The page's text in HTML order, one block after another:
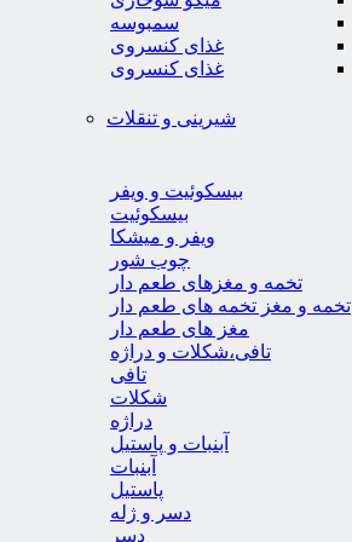
سمبوسه
غذای کنسروی
غذای کنسروی
شیرینی و تنقلات
بیسکوئیت و ویفر
بیسکوئیت
ویفر و میشکا
چوب شور
تخمه و مغزهای طعم دار
تخمه و مغز تخمه های طعم دار
مغز های طعم دار
تافی،شکلات و دراژه
تافی
شکلات
دراژه
آبنبات و پاستیل
آبنبات
پاستیل
دسر و ژله
دسر